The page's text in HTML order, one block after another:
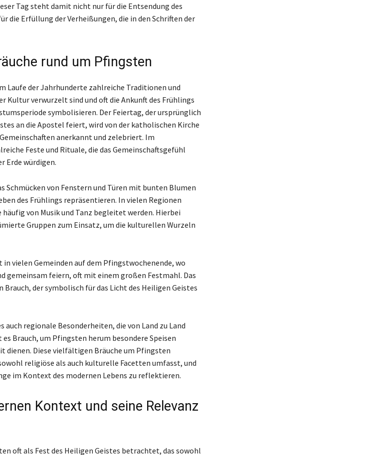
Tag steht damit nicht nur für die Entsendung des
die Erfüllung der Verheißungen, die in den Schriften der
rund um Pfingsten
Laufe der Jahrhunderte zahlreiche Traditionen und
Kultur verwurzelt sind und oft die Ankunft des Frühlings
symbolisieren. Der Feiertag, der ursprünglich
an die Apostel feiert, wird von der katholischen Kirche
anerkannt und zelebriert. Im
Feste und Rituale, die das Gemeinschaftsgefühl
Erde würdigen.
Schmücken von Fenstern und Türen mit bunten Blumen
des Frühlings repräsentieren. In vielen Regionen
von Musik und Tanz begleitet werden. Hierbei
Gruppen zum Einsatz, um die kulturellen Wurzeln
vielen Gemeinden auf dem Pfingstwochenende, wo
gemeinsam feiern, oft mit einem großen Festmahl. Das
der symbolisch für das Licht des Heiligen Geistes
auch regionale Besonderheiten, die von Land zu Land
Brauch, um Pfingsten herum besondere Speisen
dienen. Diese vielfältigen Bräuche um Pfingsten
religiöse als auch kulturelle Facetten umfasst, und
im Kontext des modernen Lebens zu reflektieren.
Kontext und seine Relevanz
oft als Fest des Heiligen Geistes betrachtet, das sowohl